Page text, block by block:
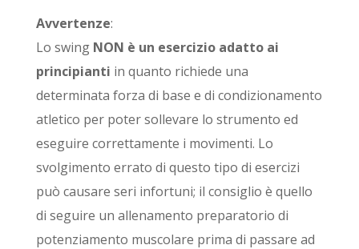
Avvertenze:
Lo swing NON è un esercizio adatto ai
principianti in quanto richiede una
determinata forza di base e di condizionamento
atletico per poter sollevare lo strumento ed
eseguire correttamente i movimenti. Lo
svolgimento errato di questo tipo di esercizi
può causare seri infortuni; il consiglio è quello
di seguire un allenamento preparatorio di
potenziamento muscolare prima di passare ad